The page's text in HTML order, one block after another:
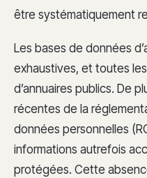
être systématiquement
Les bases de données
exhaustives, et toutes
d’annuaires publics. De
récentes de la
données personnelles
informations autrefois
protégées. Cette